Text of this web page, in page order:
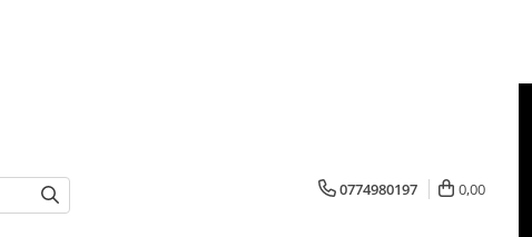
0774980197 0,00